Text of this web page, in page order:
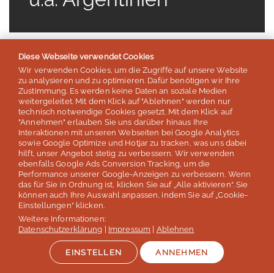
KITE SURFEN
Reiten Sie über die Wellen!
Diese Webseite verwendet Cookies
Wir verwenden Cookies, um die Zugriffe auf unsere Website
zu analysieren und zu optimieren. Dafür benötigen wir Ihre
Zustimmung. Es werden keine Daten an soziale Medien
weitergeleitet. Mit dem Klick auf "Ablehnen" werden nur
technisch notwendige Cookies gesetzt. Mit dem Klick auf
"Annehmen" erlauben Sie uns darüber hinaus Ihre
Interaktionen mit unseren Webseiten bei Google Analytics
sowie Google Optimize und Hotjar zu tracken, was uns dabei
hilft, unser Angebot stetig zu verbessern. Wir verwenden
ebenfalls Google Ads Conversion Tracking, um die
Performance unserer Google-Anzeigen zu verbessern. Wenn
das für Sie in Ordnung ist, klicken Sie auf „Alle aktivieren“. Sie
können auch Ihre Auswahl anpassen, indem Sie auf „Cookie-
Einstellungen“ klicken.
Weitere Informationen:
Datenschutzerklärung
Impressum Ablehnen
EINSTELLEN ANNEHMEN